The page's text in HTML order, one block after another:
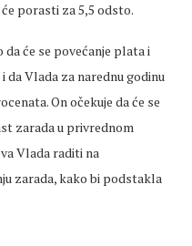
porasti za 5,5 odsto.
da će se povećanje plata i
Vlada za narednu godinu
On očekuje da će se
zarada u privrednom
Vlada raditi na
zarada, kako bi podstakla